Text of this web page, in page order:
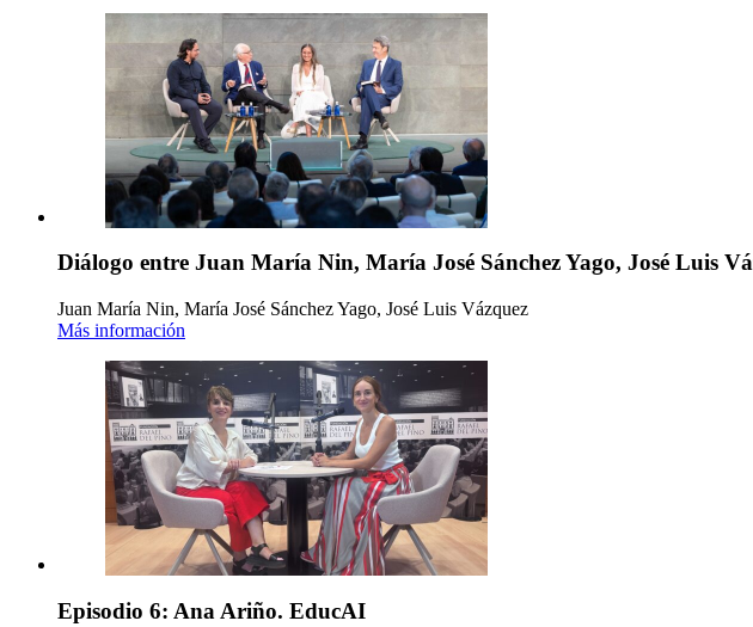
Diálogo entre Juan María Nin, María José Sánchez Yago, José Luis
Juan María Nin, María José Sánchez Yago, José Luis Vázquez
Más información
Episodio 6: Ana Ariño. EducAI